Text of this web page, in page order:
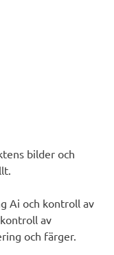
bilder och
Ai och kontroll av
av
och färger.